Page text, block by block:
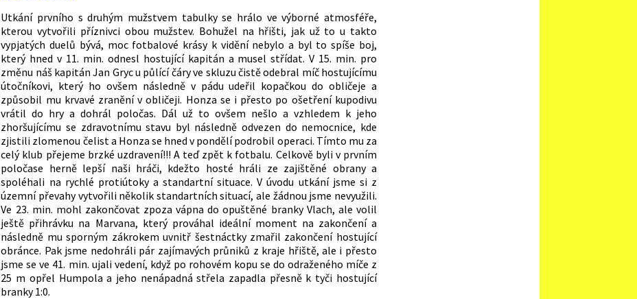
Utkání prvního s druhým mužstvem tabulky se hrálo ve výborné atmosféře,
kterou vytvořili příznivci obou mužstev. Bohužel na hřišti, jak už to u takto
vypjatých duelů bývá, moc fotbalové krásy k vidění nebylo a byl to spíše boj,
který hned v 11. min. odnesl hostující kapitán a musel střídat. V 15. min. pro
změnu náš kapitán Jan Gryc u půlící čáry ve skluzu čistě odebral míč hostujícímu
útočníkovi, který ho ovšem následně v pádu udeřil kopačkou do obličeje a
způsobil mu krvavé zranění v obličeji. Honza se i přesto po ošetření kupodivu
vrátil do hry a dohrál poločas. Dál už to ovšem nešlo a vzhledem k jeho
zhoršujícímu se zdravotnímu stavu byl následně odvezen do nemocnice, kde
zjistili zlomenou čelist a Honza se hned v pondělí podrobil operaci. Tímto mu za
celý klub přejeme brzké uzdravení!!! A teď zpět k fotbalu. Celkově byli v prvním
poločase herně lepší naši hráči, kdežto hosté hráli ze zajištěné obrany a
spoléhali na rychlé protiútoky a standartní situace. V úvodu utkání jsme si z
územní převahy vytvořili několik standartních situací, ale žádnou jsme nevyužili.
Ve 23. min. mohl zakončovat zpoza vápna do opuštěné branky Vlach, ale volil
ještě přihrávku na Marvana, který prováhal ideální moment na zakončení a
následně mu sporným zákrokem uvnitř šestnáctky zmařil zakončení hostující
obránce. Pak jsme nedohráli pár zajímavých průniků z kraje hřiště, ale i přesto
jsme se ve 41. min. ujali vedení, když po rohovém kopu se do odraženého míče z
25 m opřel Humpola a jeho nenápadná střela zapadla přesně k tyči hostující
branky 1:0.